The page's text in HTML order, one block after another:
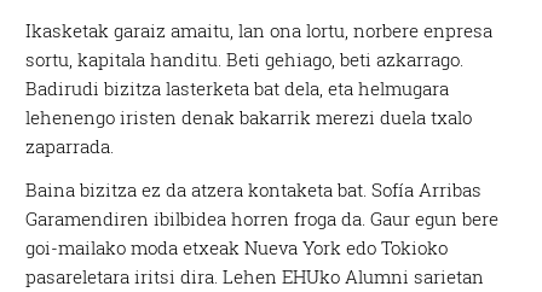
Ikasketak garaiz amaitu, lan ona lortu, norbere enpresa
sortu, kapitala handitu. Beti gehiago, beti azkarrago.
Badirudi bizitza lasterketa bat dela, eta helmugara
lehenengo iristen denak bakarrik merezi duela txalo
zaparrada.
Baina bizitza ez da atzera kontaketa bat. Sofía Arribas
Garamendiren ibilbidea horren froga da. Gaur egun bere
goi-mailako moda etxeak Nueva York edo Tokioko
pasareletara iritsi dira. Lehen EHUko Alumni sarietan